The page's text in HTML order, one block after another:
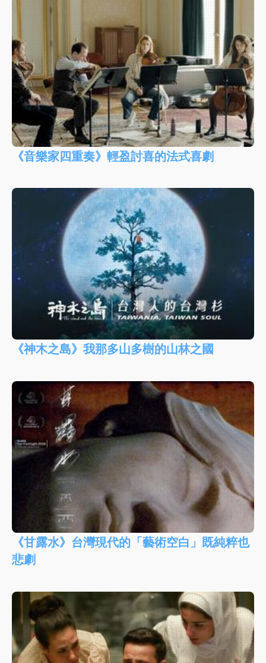
《音樂家四重奏》輕盈討喜的法式喜劇
《神木之島》我那多山多樹的山林之國
《甘露水》台灣現代的「藝術空白」既純粹也
悲劇